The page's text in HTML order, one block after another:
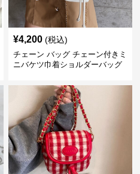
¥4,200 (税込)
チェーン バッグ チェーン付きミ
ニバケツ巾着ショルダーバッグ